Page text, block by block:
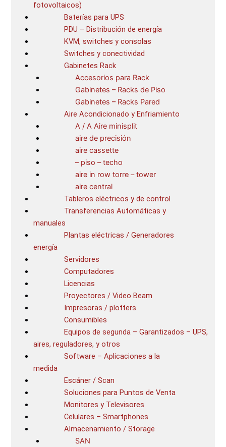
fotovoltaicos)
Baterías para UPS
PDU – Distribución de energía
KVM, switches y consolas
Switches y conectividad
Gabinetes Rack
Accesorios para Rack
Gabinetes – Racks de Piso
Gabinetes – Racks Pared
Aire Acondicionado y Enfriamiento
A / A Aire minisplit
aire de precisión
aire cassette
– piso – techo
aire in row torre – tower
aire central
Tableros eléctricos y de control
Transferencias Automáticas y
manuales
Plantas eléctricas / Generadores
energía
Servidores
Computadores
Licencias
Proyectores / Video Beam
Impresoras / plotters
Consumibles
Equipos de segunda – Garantizados – UPS,
aires, reguladores, y otros
Software – Aplicaciones a la
medida
Escáner / Scan
Soluciones para Puntos de Venta
Monitores y Televisores
Celulares – Smartphones
Almacenamiento / Storage
SAN